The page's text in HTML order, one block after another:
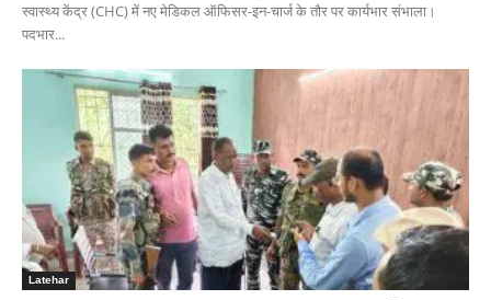
स्वास्थ्य केंद्र (CHC) में नए मेडिकल ऑफिसर-इन-चार्ज के तौर पर कार्यभार संभाला।
पदभार...
Latehar